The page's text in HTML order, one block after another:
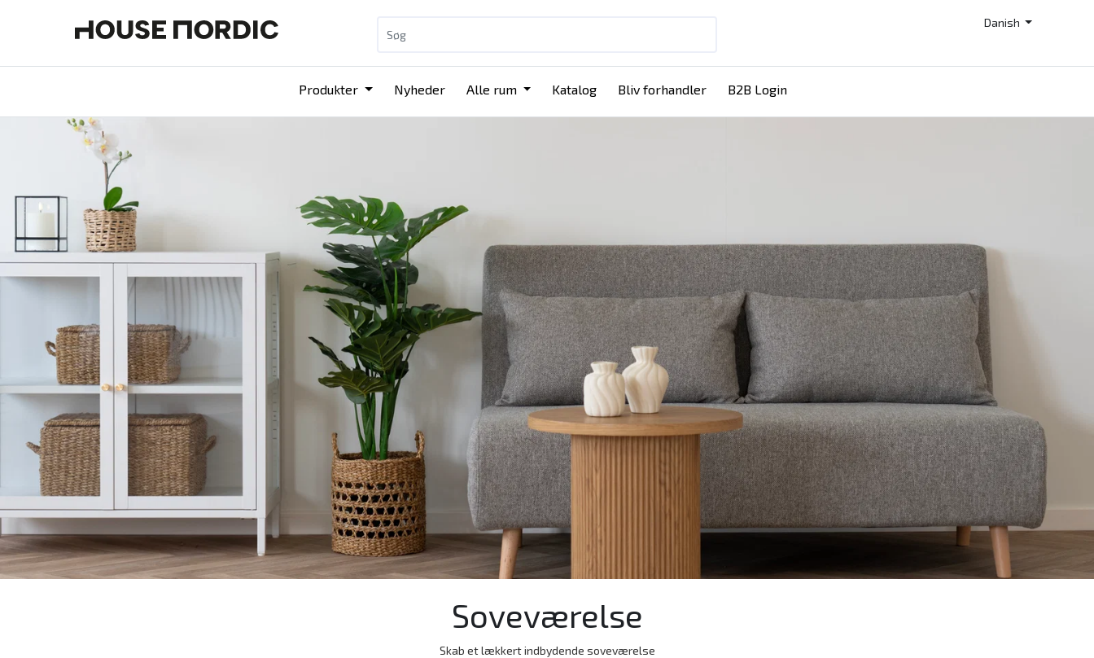
Danish
Produkter Nyheder Alle rum Katalog Bliv forhandler B2B Login
Soveværelse
Skab et lækkert indbydende soveværelse